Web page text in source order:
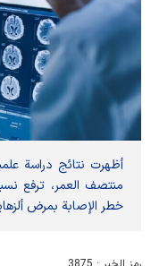
أظهرت نتائج دراسة
منتصف العمر، ترفع
خطر الإصابة بمرض